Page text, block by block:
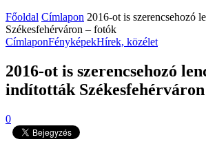
Főoldal Címlapon 2016-ot is szerencsehozó
Székesfehérváron – fotók
CímlaponFényképekHírek, közélet
2016-ot is szerencsehozó
indították
0